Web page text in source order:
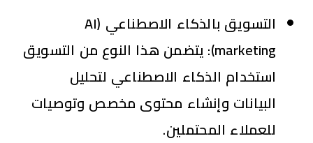
التسويق بالذكاء الاصطناعي (AI
marketing): يتضمن هذا النوع من التسويق
استخدام الذكاء الاصطناعي لتحليل
البيانات وإنشاء محتوى مخصص وتوصيات
للعملاء المحتملين.